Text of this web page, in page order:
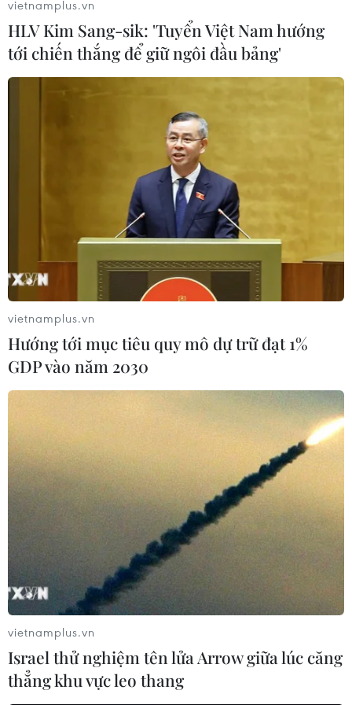
vietnamplus.vn
HLV Kim Sang-sik: 'Tuyển Việt Nam hướng
tới chiến thắng để giữ ngôi đầu bảng'
vietnamplus.vn
Hướng tới mục tiêu quy mô dự trữ đạt 1%
GDP vào năm 2030
vietnamplus.vn
Israel thử nghiệm tên lửa Arrow giữa lúc căng
thẳng khu vực leo thang